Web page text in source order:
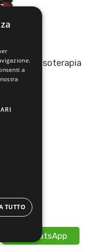
- Nasoterapia
​​ WhatsApp
a
TUTTO